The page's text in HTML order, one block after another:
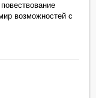
возможностей с